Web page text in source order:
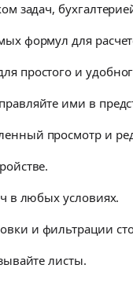
задач,
формул для
простого и
ими в
просмотр и
в любых условиях.
и фильтрации
листы.